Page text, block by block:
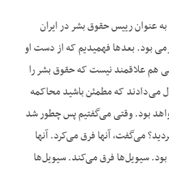
به عنوان رییس حقوق بشر در ایران
بود. بعدها فهمیدیم که از دست او
هم علاقمند نیست که حقوق بشر را
می‌دادند که مطمئن باشید محاکمه
بود. وقتی می‌گفتیم پس چطور شد
می‌گفت، آنها فرق می‌کرد. آنها
سیویل‌ها فرق می‌کند. سیویل‌ها